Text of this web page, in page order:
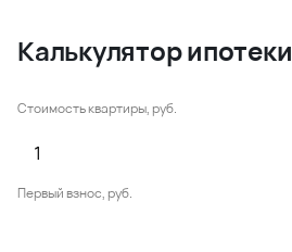
Калькулятор ипотеки
Стоимость квартиры, руб.
Первый взнос, руб.